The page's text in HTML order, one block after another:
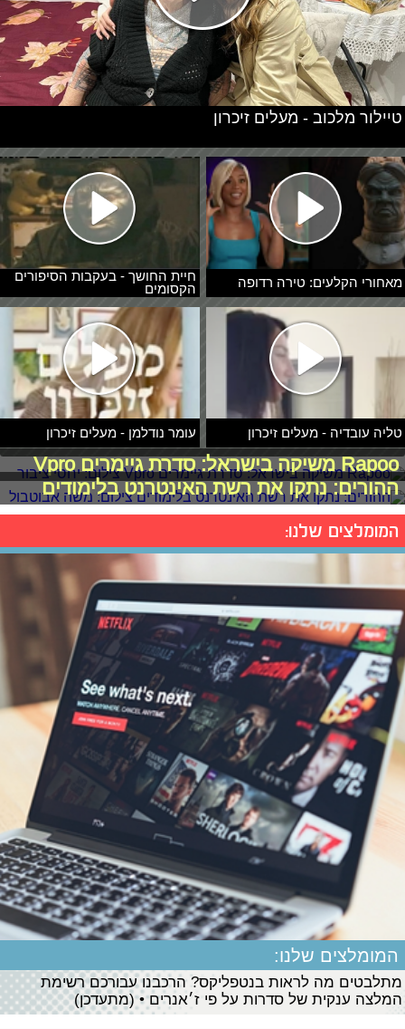
מאחורי הקלעים: טירה רדופה
חיית החושך - בעקבות הסיפורים
הקסומים
טליה עובדיה - מעלים זיכרון עומר נודלמן - מעלים זיכרון
טיילור מלכוב - מעלים זיכרון
Rapoo משיקה בישראל: סדרת גיימרים Vpro
ההורים: נתקו את רשת האינטרנט בלימודים
המומלצים שלנו:
המומלצים שלנו:
מתלבטים מה לראות בנטפליקס? הרכבנו עבורכם רשימת
המלצה ענקית של סדרות על פי ז׳אנרים • (מתעדכן)